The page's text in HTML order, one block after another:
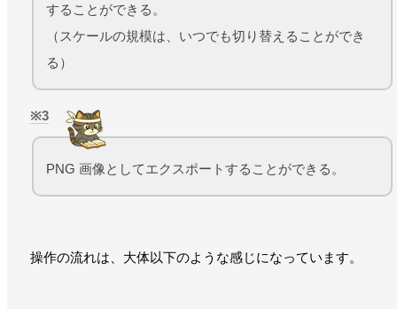
することができる。
（スケールの規模は、いつでも切り替えることができ
る）
3
PNG 画像としてエクスポートすることができる。
操作の流れは、大体以下のような感じになっています。